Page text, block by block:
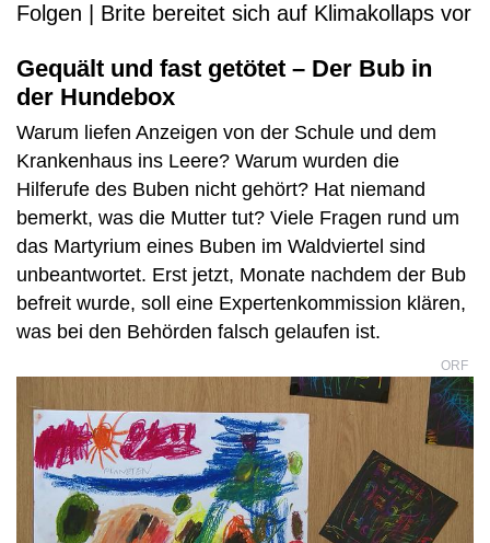
Folgen | Brite bereitet sich auf Klimakollaps vor
Gequält und fast getötet – Der Bub in
der Hundebox
Warum liefen Anzeigen von der Schule und dem
Krankenhaus ins Leere? Warum wurden die
Hilferufe des Buben nicht gehört? Hat niemand
bemerkt, was die Mutter tut? Viele Fragen rund um
das Martyrium eines Buben im Waldviertel sind
unbeantwortet. Erst jetzt, Monate nachdem der Bub
befreit wurde, soll eine Expertenkommission klären,
was bei den Behörden falsch gelaufen ist.
ORF